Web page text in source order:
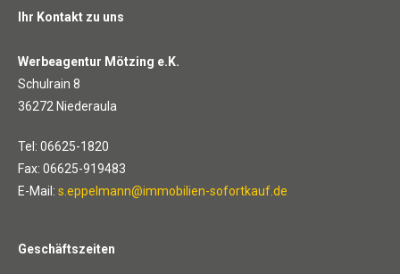
Ihr Kontakt zu uns
Werbeagentur Mötzing e.K.
Schulrain 8
36272 Niederaula
Tel: 06625-1820
Fax: 06625-919483
E-Mail: s.eppelmann@immobilien-sofortkauf.de
Geschäftszeiten